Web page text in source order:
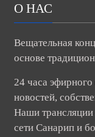
О НАС
Вещательная
основе
24 часа
новостей,
Наши трансляции
сети Санарип и